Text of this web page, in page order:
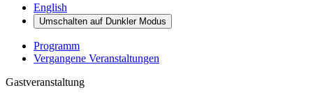
English
Umschalten auf DunklerModus
Programm
Vergangene Veranstaltungen
Gastveranstaltung